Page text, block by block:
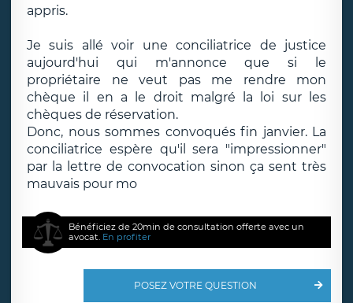
appris.
Je suis allé voir une conciliatrice de justice
aujourd'hui qui m'annonce que si le
propriétaire ne veut pas me rendre mon
chèque il en a le droit malgré la loi sur les
chèques de réservation.
Donc, nous sommes convoqués fin janvier. La
conciliatrice espère qu'il sera "impressionner"
par la lettre de convocation sinon ça sent très
mauvais pour mo
Bénéficiez de 20min de consultation offerte avec un
avocat. En profiter
POSEZ VOTRE QUESTION